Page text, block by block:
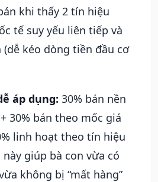
khi thấy 2 tín hiệu
tế suy yếu liên tiếp và
(dễ kéo dòng tiền đầu cơ
áp dụng: 30% bán nền
30% bán theo mốc giá
linh hoạt theo tín hiệu
giúp bà con vừa có
không bị “mất hàng”